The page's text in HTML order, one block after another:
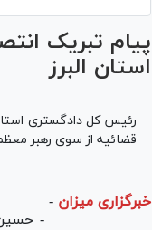
پیام تبریک
استان البرز
رئیس کل دادگستری
قضائیه از سوی رهبر
خبرگزاری میزان -
-